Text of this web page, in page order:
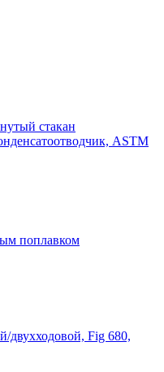
стакан
ASTM
поплавком
двухходовой, Fig 680,